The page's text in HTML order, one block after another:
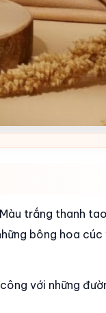
trắng thanh
bông hoa cúc
với những